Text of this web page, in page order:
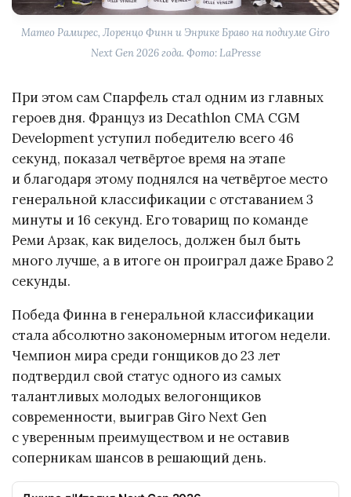
Матео Рамирес, Лоренцо Финн и Энрике Браво на подиуме Giro
Next Gen 2026 года. Фото: LaPresse
При этом сам Спарфель стал одним из главных
героев дня. Француз из Decathlon CMA CGM
Development уступил победителю всего 46
секунд, показал четвёртое время на этапе
и благодаря этому поднялся на четвёртое место
генеральной классификации с отставанием 3
минуты и 16 секунд. Его товарищ по команде
Реми Арзак, как виделось, должен был быть
много лучше, а в итоге он проиграл даже Браво 2
секунды.
Победа Финна в генеральной классификации
стала абсолютно закономерным итогом недели.
Чемпион мира среди гонщиков до 23 лет
подтвердил свой статус одного из самых
талантливых молодых велогонщиков
современности, выиграв Giro Next Gen
с уверенным преимуществом и не оставив
соперникам шансов в решающий день.